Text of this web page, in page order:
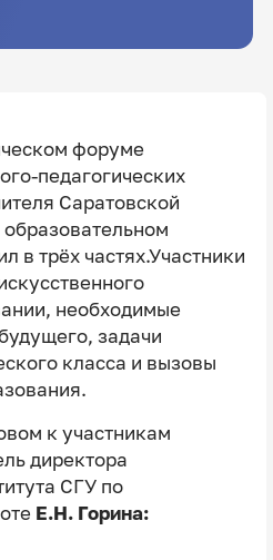
форуме
педагогических
Саратовской
в трёх частях.Участники
необходимые
задачи
класса и вызовы
к участникам
директора
СГУ по
Е.Н. Горина: